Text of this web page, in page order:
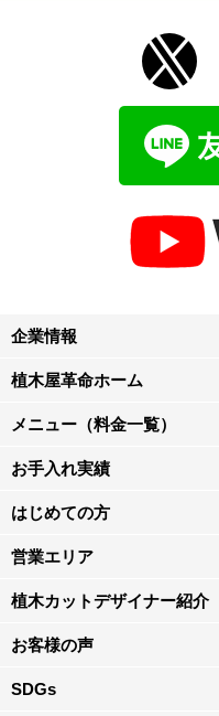
企業情報
植木屋革命ホーム
メニュー（料金一覧）
お手入れ実績
はじめての方
営業エリア
植木カットデザイナー紹介
お客様の声
SDGs